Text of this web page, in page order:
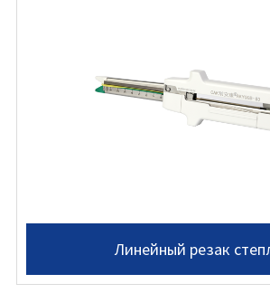
Линейный резак